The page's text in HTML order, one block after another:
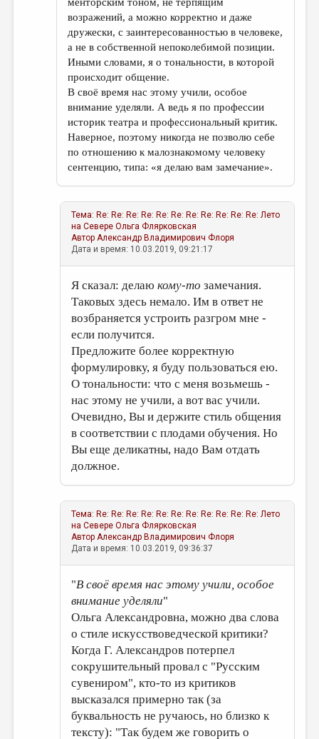
возражений, а можно корректно и даже
дружески, с заинтересованностью в человеке,
а не в собственной непоколебимой позиции.
Иными словами, я о тональности, в которой
происходит общение.
В своё время нас этому учили, особое
внимание уделяли. А ведь я по профессии
историк театра и профессиональный критик.
Наверное, поэтому никогда не позволю себе
по отношению к малознакомому человеку
сентенцию, типа: «я делаю вам замечание».
Тема: Re: Re: Re: Re: Re: Re: Re: Re: Re: Re: Re: Лето
на Севере Ольга Флярковская
АвторАлександр Владимирович Флоря
Дата и время: 10.03.2019, 09:21:17
Я сказал: делаюкому-то замечания.
Таковых здесь немало. Им в ответ не
возбраняется устроить разгром мне -
если получится.
Предложите более корректную
формулировку, я буду пользоваться ею.
О тональности: что с меня возьмешь -
нас этому не учили, а вот вас учили.
Очевидно, Вы и держите стиль общения
в соответствии с плодами обучения. Но
Вы еще деликатны, надо Вам отдать
должное.
Тема: Re: Re: Re: Re: Re: Re: Re: Re: Re: Re: Re: Лето
на Севере Ольга Флярковская
АвторАлександр Владимирович Флоря
Дата и время: 10.03.2019, 09:36:37
"В своё время нас этому учили, особое
внимание уделяли"
Ольга Александровна, можно два слова
о стиле искусствоведческой критики?
Когда Г. Александров потерпел
сокрушительный провал с "Русским
сувениром", кто-то из критиков
высказался примерно так (за
буквальность не ручаюсь, но близко к
тексту): "Так будем же говорить о